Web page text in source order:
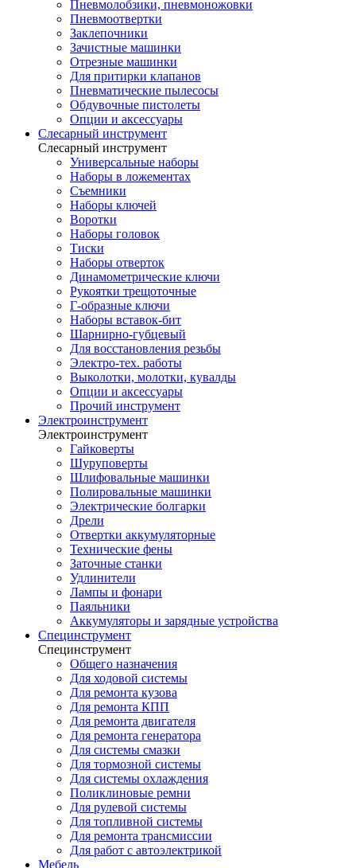
Пневмолобзики, пневмоножовки
Пневмоотвертки
Заклепочники
Зачистные машинки
Отрезные машинки
Для притирки клапанов
Пневматические пылесосы
Обдувочные пистолеты
Опции и аксессуары
Слесарный инструмент
Слесарный инструмент
Универсальные наборы
Наборы в ложементах
Съемники
Наборы ключей
Воротки
Наборы головок
Тиски
Наборы отверток
Динамометрические ключи
Рукоятки трещоточные
Г-образные ключи
Наборы вставок-бит
Шарнирно-губцевый
Для восстановления резьбы
Электро-тех. работы
Выколотки, молотки, кувалды
Опции и аксессуары
Прочий инструмент
Электроинструмент
Электроинструмент
Гайковерты
Шуруповерты
Шлифовальные машинки
Полировальные машинки
Электрические болгарки
Дрели
Отвертки аккумуляторные
Технические фены
Заточные станки
Удлинители
Лампы и фонари
Паяльники
Аккумуляторы и зарядные устройства
Специнструмент
Специнструмент
Общего назначения
Для ходовой системы
Для ремонта кузова
Для ремонта КПП
Для ремонта двигателя
Для ремонта генератора
Для системы смазки
Для тормозной системы
Для системы охлаждения
Поликлиновые ремни
Для рулевой системы
Для топливной системы
Для ремонта трансмиссии
Для работ с автоэлектрикой
Мебель